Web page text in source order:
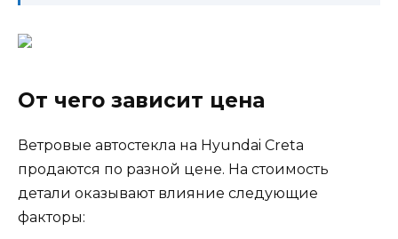
От чего зависит цена
Ветровые автостекла на Hyundai Creta
продаются по разной цене. На стоимость
детали оказывают влияние следующие
факторы: